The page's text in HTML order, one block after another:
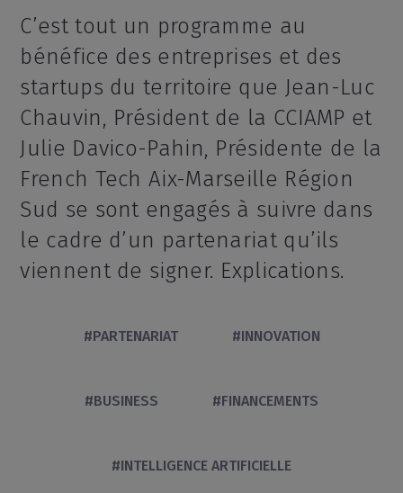
C’est tout un programme au
bénéfice des entreprises et des
startups du territoire que Jean-Luc
Chauvin, Président de la CCIAMP et
Julie Davico-Pahin, Présidente de la
French Tech Aix-Marseille Région
Sud se sont engagés à suivre dans
le cadre d’un partenariat qu’ils
viennent de signer. Explications.
#PARTENARIAT #INNOVATION
#BUSINESS #FINANCEMENTS
#INTELLIGENCE ARTIFICIELLE